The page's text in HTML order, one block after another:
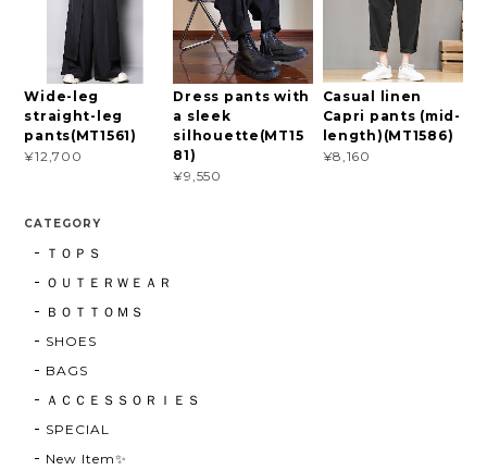
Wide-leg
straight-leg
pants(MT1561)
¥12,700
Dress pants with
a sleek
silhouette(MT15
81)
¥9,550
Casual linen
Capri pants (mid-
length)(MT1586)
¥8,160
CATEGORY
ＴＯＰＳ
ＯＵＴＥＲＷＥＡＲ
ＢＯＴＴＯＭＳ
SHOES
BAGS
ＡＣＣＥＳＳＯＲＩＥＳ
SPECIAL
New Item✨